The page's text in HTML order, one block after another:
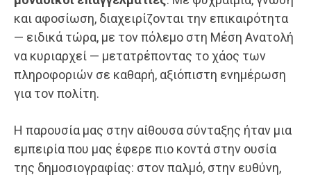
και αφοσίωση, διαχειρίζονται την επικαιρότητα
— ειδικά τώρα, με τον πόλεμο στη Μέση Ανατολή
να κυριαρχεί — μετατρέποντας το χάος των
πληροφοριών σε καθαρή, αξιόπιστη ενημέρωση
για τον πολίτη.
Η παρουσία μας στην αίθουσα σύνταξης ήταν μια
εμπειρία που μας έφερε πιο κοντά στην ουσία
της δημοσιογραφίας: στον παλμό, στην ευθύνη,